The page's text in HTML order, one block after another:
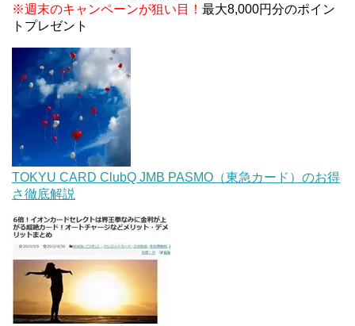
※週末のキャンペーンが狙い目！ 最大8,000円分のポイン
トプレゼント
TOKYU CARD ClubQ JMB PASMO（東急カード）のお得
さ徹底解説